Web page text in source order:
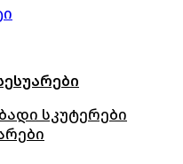
სკუტერები